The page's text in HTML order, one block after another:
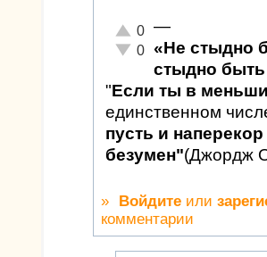
Отлично!
0
Неадекватно!
0
—
«Не стыдно
стыдно быть
"Если ты в
единственном
пусть и
безумен"(Джордж
» Войдите или
комментарии